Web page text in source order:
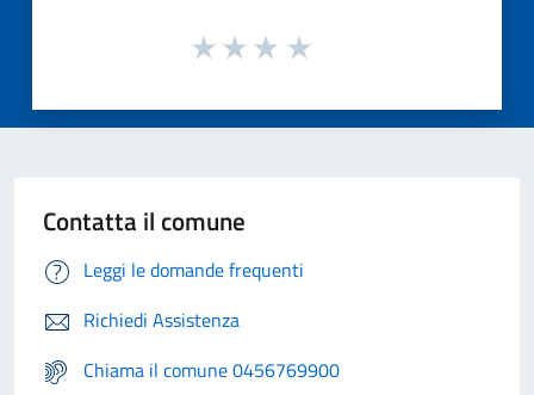
Contatta il comune
Leggi le domande frequenti
Richiedi Assistenza
Chiama il comune 0456769900